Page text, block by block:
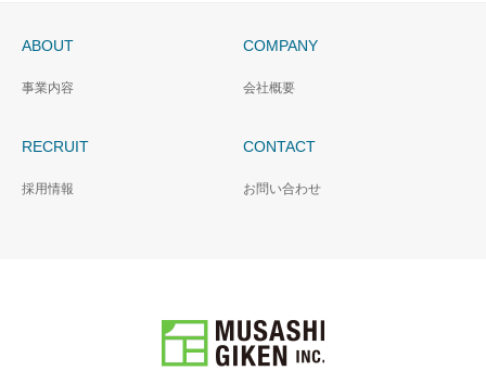
ABOUT
事業内容
COMPANY
会社概要
RECRUIT
採用情報
CONTACT
お問い合わせ